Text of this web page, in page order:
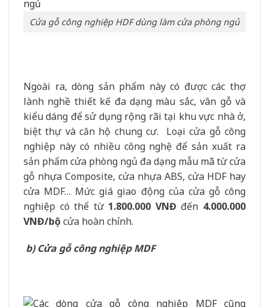
Cửa gỗ công nghiệp HDF dùng làm cửa phòng ngủ
Ngoài ra, dòng sản phẩm này có được các thợ
lành nghề thiết kế đa dạng màu sắc, vân gỗ và
kiểu dáng để sử dụng rộng rãi tại khu vực nhà ở,
biệt thự và căn hộ chung cư. Loại cửa gỗ công
nghiệp này có nhiều công nghệ để sản xuất ra
sản phẩm cửa phòng ngủ đa dạng mẫu mã từ cửa
gỗ nhựa Composite, cửa nhựa ABS, cửa HDF hay
cửa MDF… Mức giá giao động của cửa gỗ công
nghiệp có thể từ 1.800.000 VNĐ đến 4.000.000
VNĐ/bộcửa hoàn chỉnh.
b) Cửa gỗ công nghiệp MDF